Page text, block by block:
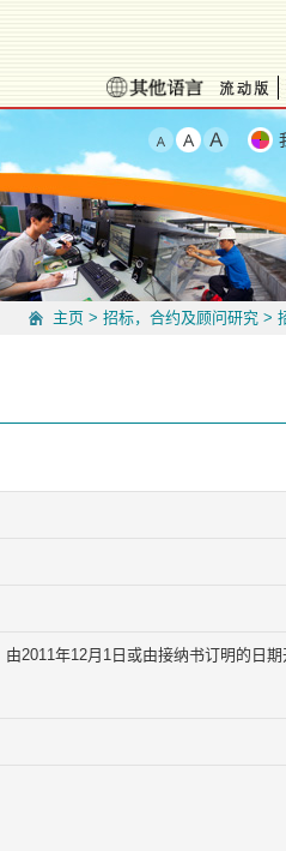
主页 > 招标，合约及顾问研究 >
2011年12月1日或由接纳书订明的日